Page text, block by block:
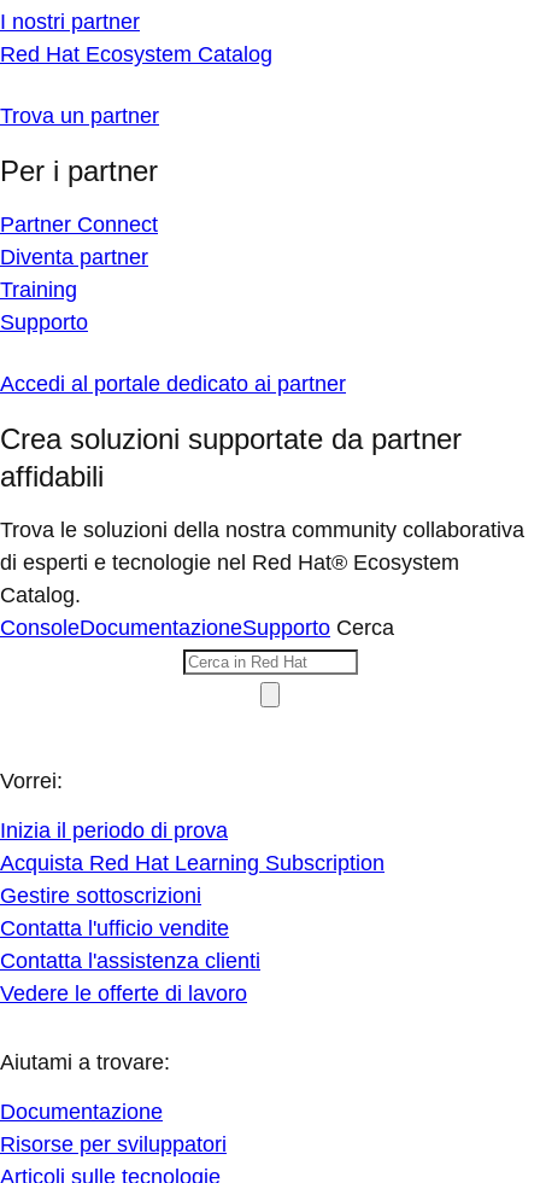
I nostri partner
Red Hat Ecosystem Catalog
Trova un partner
Per i partner
Partner Connect
Diventa partner
Training
Supporto
Accedi al portale dedicato ai partner
Crea soluzioni supportate da partner
affidabili
Trova le soluzioni della nostra community collaborativa
di esperti e tecnologie nel Red Hat® Ecosystem
Catalog.
ConsoleDocumentazioneSupporto Cerca
Vorrei:
Inizia il periodo di prova
Acquista Red Hat Learning Subscription
Gestire sottoscrizioni
Contatta l'ufficio vendite
Contatta l'assistenza clienti
Vedere le offerte di lavoro
Aiutami a trovare:
Documentazione
Risorse per sviluppatori
Articoli sulle tecnologie